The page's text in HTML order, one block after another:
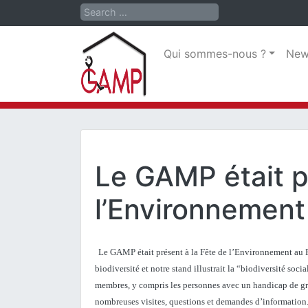
Search
Qui sommes-nous ?
Le GAMP était
l’Environnement
Le GAMP était présent à la Fête de l’Environnement
biodiversité et notre stand illustrait la “biodiversité
membres, y compris les personnes avec un handicap de
nombreuses visites, questions et demandes